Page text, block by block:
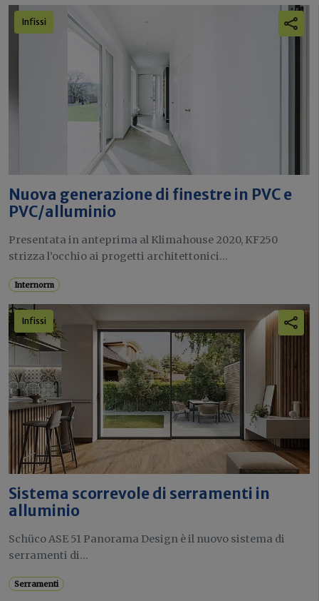
Infissi
Nuova generazione di finestre in PVC e
PVC/alluminio
Presentata in anteprima al Klimahouse 2020, KF250
strizza l’occhio ai progetti architettonici...
Internorm
Infissi
Sistema scorrevole di serramenti in
alluminio
Schüco ASE 51 Panorama Design è il nuovo sistema di
serramenti di...
Serramenti